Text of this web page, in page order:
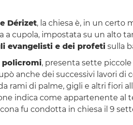
Dérizet, la chiesa è, in un certo
cupola, impostata su un alto
evangelisti e dei profetisulla
policromi, presenta sette
anche dei successivi lavori
rami di palme, gigli e altri fiori
indica come appartenente al
fu condotta in chiesa il 9